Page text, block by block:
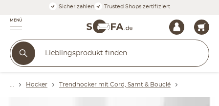
Sicher zahlen Trusted Shops zertifiziert
MENÜ
Hocker Trendhocker mit Cord, Samt & Bouclé